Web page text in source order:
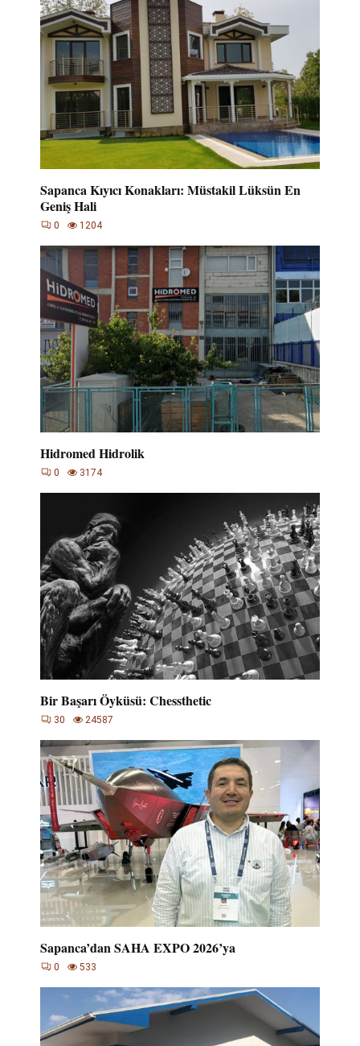
Sapanca Kıyıcı Konakları: Müstakil Lüksün En
Geniş Hali
0 1204
Hidromed Hidrolik
0 3174
Bir Başarı Öyküsü: Chessthetic
30 24587
Sapanca’dan SAHA EXPO 2026’ya
0 533